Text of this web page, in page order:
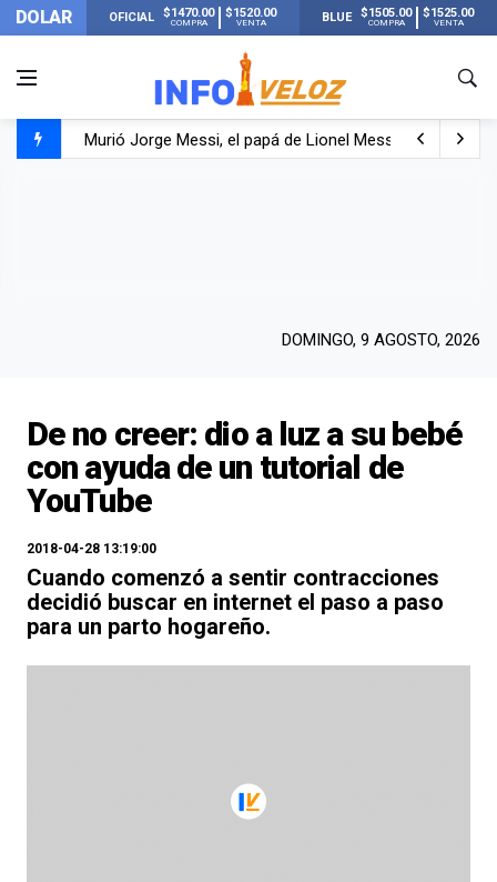
DOLAR OFICIAL $1470.00
COMPRA
$1520.00
VENTA BLUE $1505.00
COMPRA
$1525.00
VENTA
Murió Jorge Messi, el papá de Lionel Messi
DOMINGO, 9 AGOSTO, 2026
De no creer: dio a luz a su bebé
con ayuda de un tutorial de
YouTube
2018-04-28 13:19:00
Cuando comenzó a sentir contracciones
decidió buscar en internet el paso a paso
para un parto hogareño.